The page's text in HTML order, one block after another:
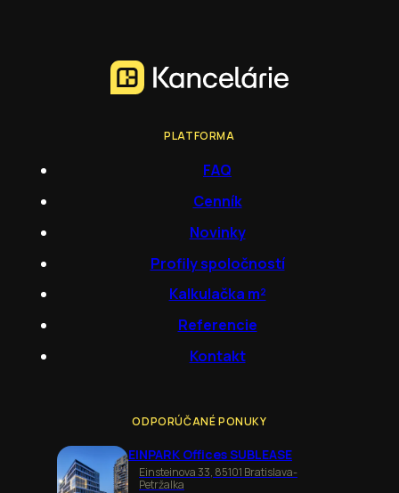
PLATFORMA
FAQ
Cenník
Novinky
Profily spoločností
Kalkulačka m²
Referencie
Kontakt
ODPORÚČANÉ PONUKY
EINPARK Offices SUBLEASE
Einsteinova 33, 85101 Bratislava-
Petržalka